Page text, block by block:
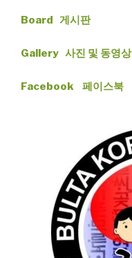
Board 게시판
Gallery 사진 및 동영상
Facebook 페이스북